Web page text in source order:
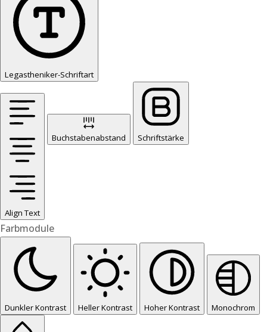
Legastheniker-Schriftart
Align Text
Buchstabenabstand Schriftstärke
Farbmodule
Dunkler Kontrast Heller Kontrast Hoher Kontrast Monochrom